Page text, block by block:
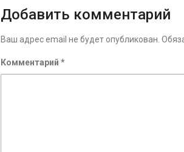
Добавить комментарий
Ваш адрес email не будет опубликован.
Комментарий*